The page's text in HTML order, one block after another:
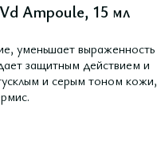
Ampoule, 15 мл
уменьшает выраженность
защитным действием и
и серым тоном кожи,